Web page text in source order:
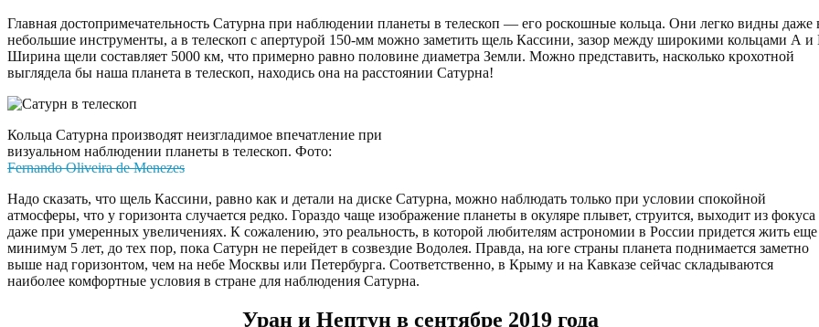
Главная достопримечательность Сатурна при наблюдении планеты в телескоп — его роскошные кольца. Они легко видны даже
небольшие инструменты, а в телескоп с апертурой 150-мм можно заметить щель Кассини, зазор между широкими кольцами А и
Ширина щели составляет 5000 км, что примерно равно половине диаметра Земли. Можно представить, насколько крохотной
выглядела бы наша планета в телескоп, находись она на расстоянии Сатурна!
Кольца Сатурна производят неизгладимое впечатление при
визуальном наблюдении планеты в телескоп. Фото:
Fernando Oliveira de Menezes
Надо сказать, что щель Кассини, равно как и детали на диске Сатурна, можно наблюдать только при условии спокойной
атмосферы, что у горизонта случается редко. Гораздо чаще изображение планеты в окуляре плывет, струится, выходит из фокуса
даже при умеренных увеличениях. К сожалению, это реальность, в которой любителям астрономии в России придется жить еще
минимум 5 лет, до тех пор, пока Сатурн не перейдет в созвездие Водолея. Правда, на юге страны планета поднимается заметно
выше над горизонтом, чем на небе Москвы или Петербурга. Соответственно, в Крыму и на Кавказе сейчас складываются
наиболее комфортные условия в стране для наблюдения Сатурна.
Уран и Нептун в сентябре 2019 года